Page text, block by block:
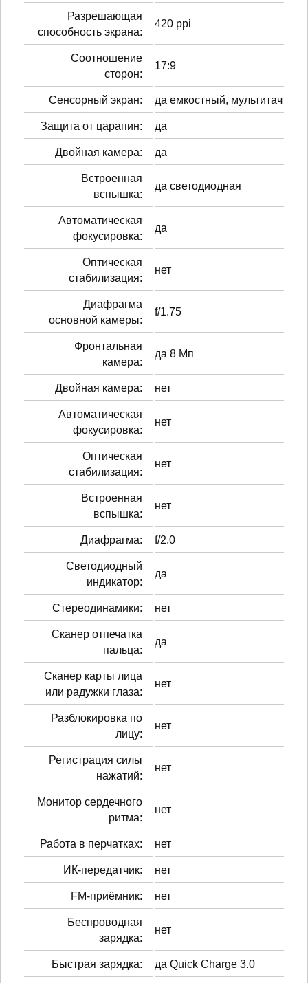
Разрешающая
способность экрана:
420 ppi
Соотношение
сторон:
17:9
Сенсорный экран: да емкостный, мультитач
Защита от царапин: да
Двойная камера: да
Встроенная
вспышка:
да светодиодная
Автоматическая
фокусировка:
да
Оптическая
стабилизация:
нет
Диафрагма
основной камеры:
f/1.75
Фронтальная
камера:
да 8 Мп
Двойная камера: нет
Автоматическая
фокусировка:
нет
Оптическая
стабилизация:
нет
Встроенная
вспышка:
нет
Диафрагма: f/2.0
Светодиодный
индикатор:
да
Стереодинамики: нет
Сканер отпечатка
пальца:
да
Сканер карты лица
или радужки глаза:
нет
Разблокировка по
лицу:
нет
Регистрация силы
нажатий:
нет
Монитор сердечного
ритма:
нет
Работа в перчатках: нет
ИК-передатчик: нет
FM-приёмник: нет
Беспроводная
зарядка:
нет
Быстрая зарядка: да Quick Charge 3.0